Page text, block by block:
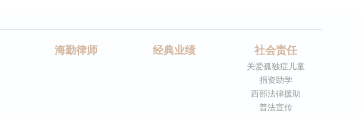
海勤律师 经典业绩 社会责任
关爱孤独症儿童
捐资助学
西部法律援助
普法宣传